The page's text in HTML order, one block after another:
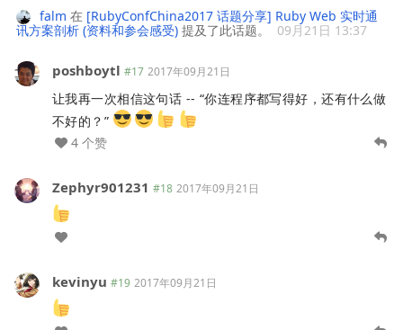
falm 在 [RubyConfChina2017 话题分享] Ruby Web 实时通
讯方案剖析 (资料和参会感受) 提及了此话题。 09月21日 13:37
poshboytl #17 2017年09月21日
让我再一次相信这句话 -- “你连程序都写得好，还有什么做
不好的？”
4 个赞
Zephyr901231 #18 2017年09月21日
kevinyu #19 2017年09月21日